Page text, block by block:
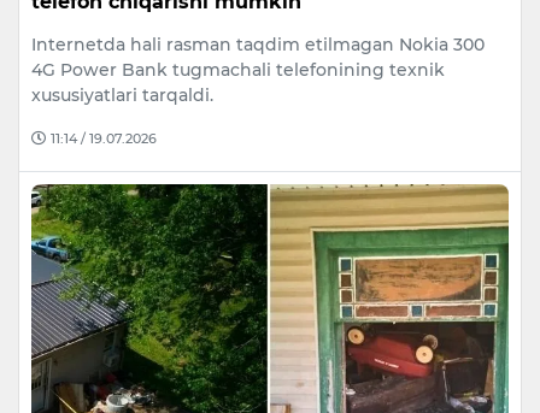
Internetda hali rasman taqdim etilmagan Nokia 300
4G Power Bank tugmachali telefonining texnik
xususiyatlari tarqaldi.
11:14 / 19.07.2026